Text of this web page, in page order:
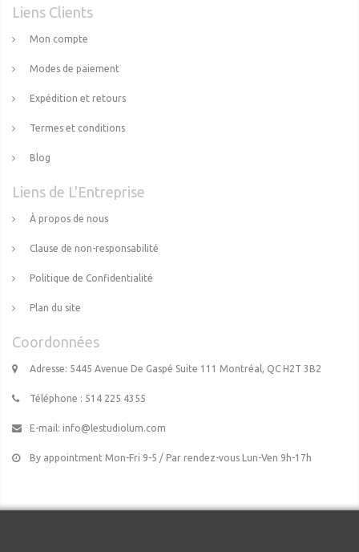
Liens Clients
Mon compte
Modes de paiement
Expédition et retours
Termes et conditions
Blog
Liens de L'Entreprise
À propos de nous
Clause de non-responsabilité
Politique de Confidentialité
Plan du site
Coordonnées
Adresse: 5445 Avenue De Gaspé Suite 111 Montréal, QC H2T 3B2
Téléphone : 514 225 4355
E-mail: info@lestudiolum.com
By appointment Mon-Fri 9-5 / Par rendez-vous Lun-Ven 9h-17h